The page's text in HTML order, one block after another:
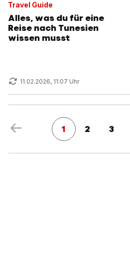
Travel Guide
Alles, was du für eine
Reise nach Tunesien
wissen musst
11.02.2026, 11:07 Uhr
1 2 3